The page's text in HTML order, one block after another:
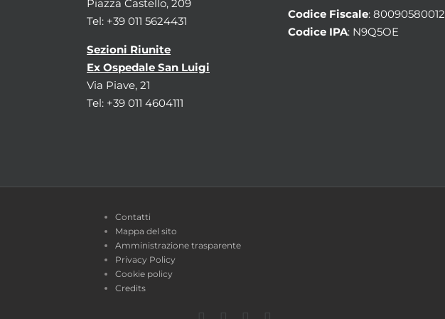
Piazza Castello, 209
Tel: +39 011 5624431
Sezioni Riunite
Ex Ospedale San Luigi
Via Piave, 21
Tel: +39 011 4604111
Codice Fiscale: 80090580012
Codice IPA: N9Q5OE
Contatti
Mappa del sito
Amministrazione trasparente
Privacy Policy
Cookie policy
Credits